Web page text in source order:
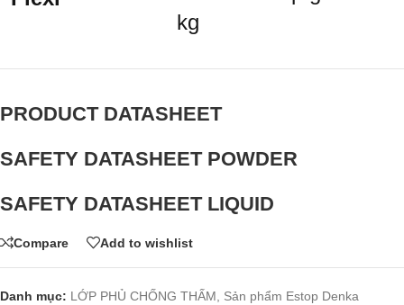
kg
PRODUCT DATASHEET
SAFETY DATASHEET POWDER
SAFETY DATASHEET LIQUID
Compare Add to wishlist
Danh mục: LỚP PHỦ CHỐNG THẤM, Sản phẩm Estop Denka